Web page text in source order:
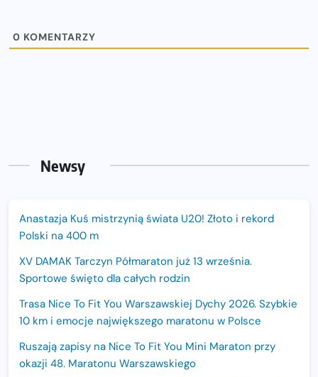
0 KOMENTARZY
Newsy
Anastazja Kuś mistrzynią świata U20! Złoto i rekord
Polski na 400 m
XV DAMAK Tarczyn Półmaraton już 13 września.
Sportowe święto dla całych rodzin
Trasa Nice To Fit You Warszawskiej Dychy 2026. Szybkie
10 km i emocje największego maratonu w Polsce
Ruszają zapisy na Nice To Fit You Mini Maraton przy
okazji 48. Maratonu Warszawskiego